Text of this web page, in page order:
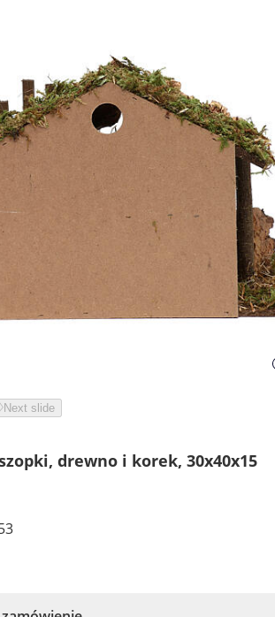
Next slide
drewno i korek, 30x40x15